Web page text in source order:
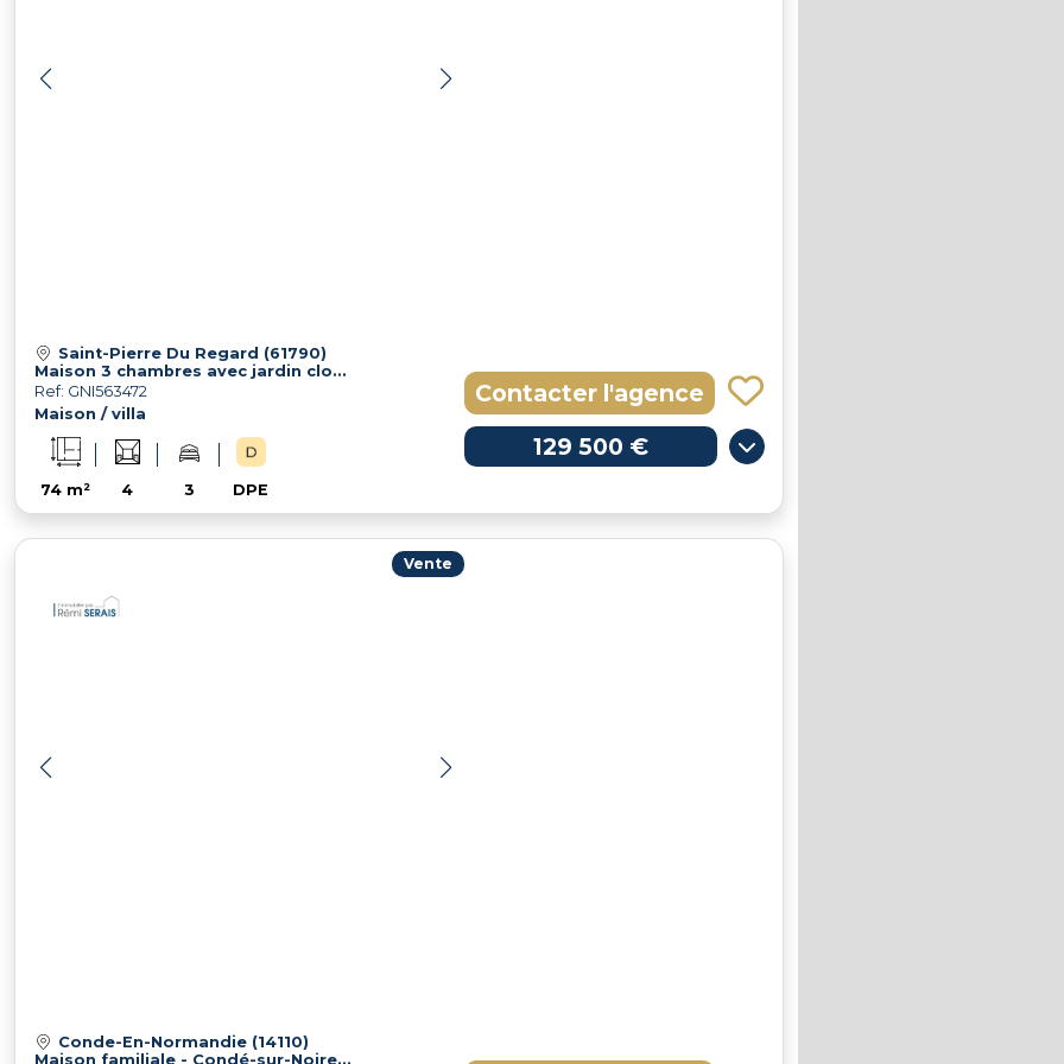
Saint-Pierre Du Regard (61790)
Maison 3 chambres avec jardin clos et garage à 5 minutes de Condé-en-Normandie
Ref: GNI563472
Maison / villa
74 m² 4 3 DPE
Contacter l'agence
129 500 €
Vente
Conde-En-Normandie (14110)
Maison familiale - Condé-sur-Noireau